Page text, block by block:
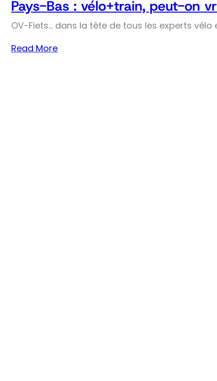
Pays-Bas : vélo+train, peut-on
OV-Fiets… dans la tête de tous les experts
Read More